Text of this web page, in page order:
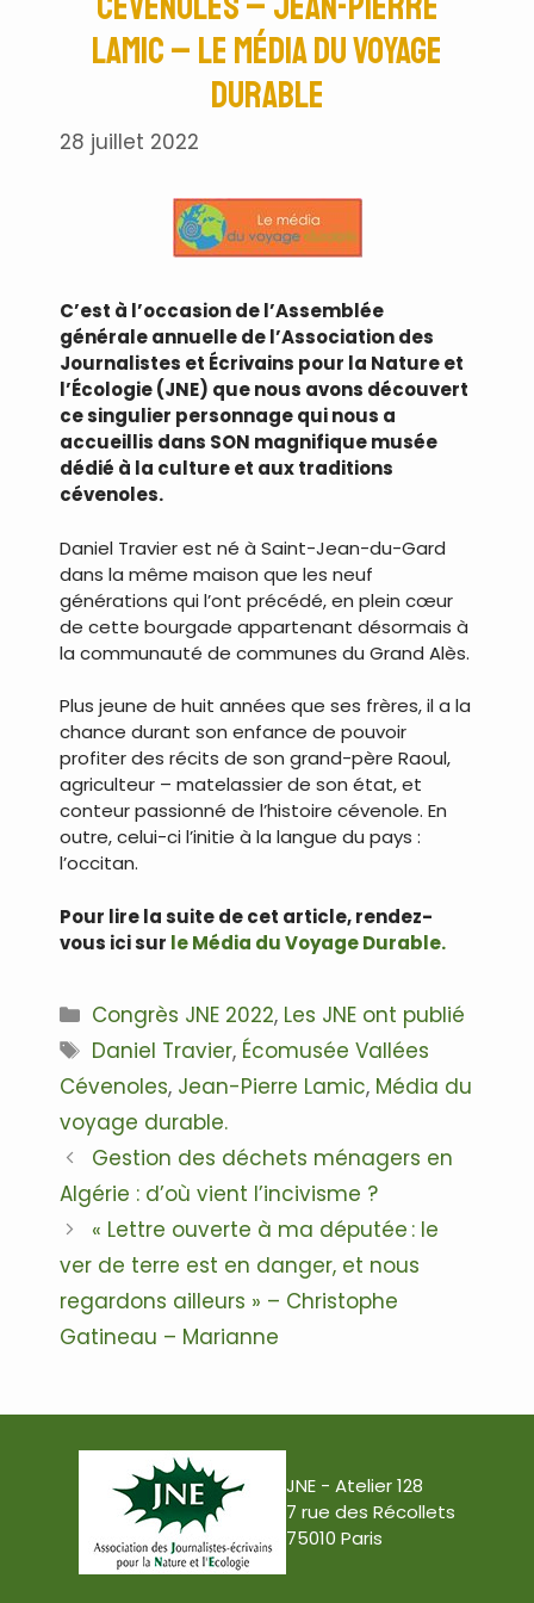
Lamic – le Média du Voyage
Durable
28 juillet 2022
C’est à l’occasion de l’Assemblée
générale annuelle de l’Association des
Journalistes et Écrivains pour la Nature et
l’Écologie (JNE) que nous avons découvert
ce singulier personnage qui nous a
accueillis dans SON magnifique musée
dédié à la culture et aux traditions
cévenoles.
Daniel Travier est né à Saint-Jean-du-Gard
dans la même maison que les neuf
générations qui l’ont précédé, en plein cœur
de cette bourgade appartenant désormais à
la communauté de communes du Grand Alès.
Plus jeune de huit années que ses frères, il a la
chance durant son enfance de pouvoir
profiter des récits de son grand-père Raoul,
agriculteur – matelassier de son état, et
conteur passionné de l’histoire cévenole. En
outre, celui-ci l’initie à la langue du pays :
l’occitan.
Pour lire la suite de cet article, rendez-
vous ici sur le Média du Voyage Durable.
Catégories
Congrès JNE 2022, Les JNE ont publié
Étiquettes
Daniel Travier, Écomusée Vallées
Cévenoles, Jean-Pierre Lamic, Média du
voyage durable.
Navigation
des
articles
Gestion des déchets ménagers en
Algérie : d’où vient l’incivisme ?
« Lettre ouverte à ma députée : le
ver de terre est en danger, et nous
regardons ailleurs » – Christophe
Gatineau – Marianne
JNE - Atelier 128
7 rue des Récollets
75010 Paris